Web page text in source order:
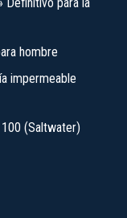
hombre
impermeable
(Saltwater)